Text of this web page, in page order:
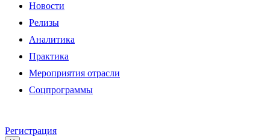
Новости
Релизы
Аналитика
Практика
Мероприятия отрасли
Соцпрограммы
Регистрация